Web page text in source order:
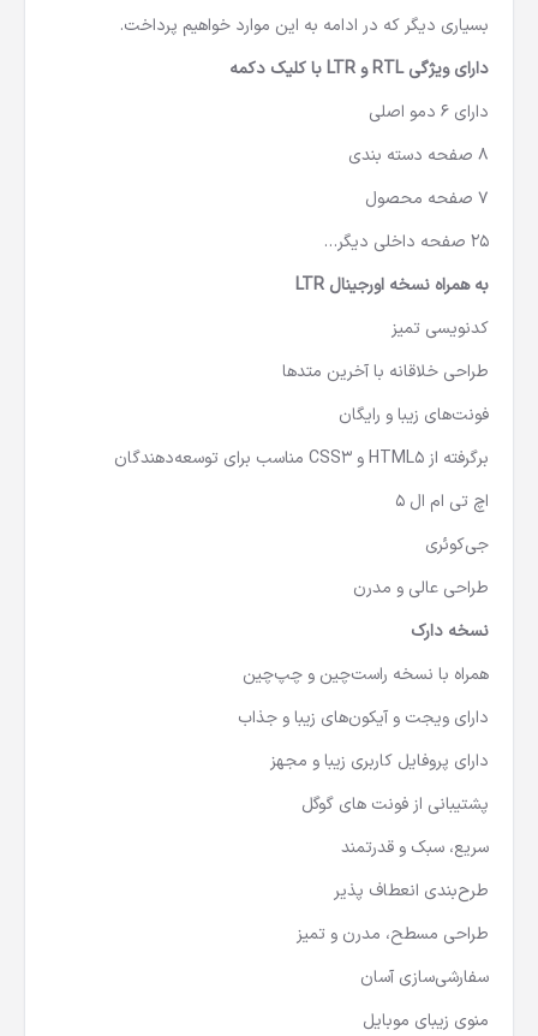
بسیاری دیگر که در ادامه به این موارد خواهیم پرداخت.
دارای ویژگی RTLوLTRبا کلیک دکمه
دارای 6 دمو اصلی
8 صفحه دسته بندی
7 صفحه محصول
25 صفحه داخلی دیگر…
به همراه نسخه اورجینال LTR
کدنویسی تمیز
طراحی خلاقانه با آخرین متدها
فونت‌های زیبا و رایگان
برگرفته از HTML5 و CSS3 مناسب برای توسعه‌دهندگان
اچ تی ام ال 5
جی‌کوئری
طراحی عالی و مدرن
نسخه دارک
همراه با نسخه راست‌چین و چپ‌چین
دارای ویجت و آیکون‌های زیبا و جذاب
دارای پروفایل کاربری زیبا و مجهز
پشتیبانی از فونت های گوگل
سریع، سبک و قدرتمند
طرح‌بندی انعطاف پذیر
طراحی مسطح، مدرن و تمیز
سفارشی‌سازی آسان
منوی زیبای موبایل